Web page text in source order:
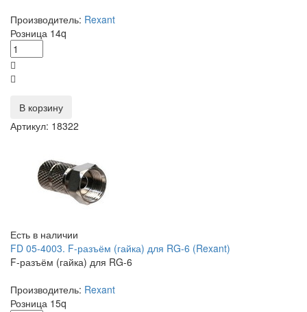
Производитель: Rexant
Розница 14q
В корзину
Артикул: 18322
Есть в наличии
FD 05-4003. F-разъём (гайка) для RG-6 (Rexant)
F-разъём (гайка) для RG-6
Производитель: Rexant
Розница 15q